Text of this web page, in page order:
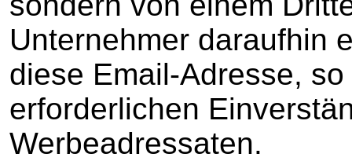
Unternehmer daraufhin
diese Email-Adresse,
erforderlichen
Werbeadressaten.